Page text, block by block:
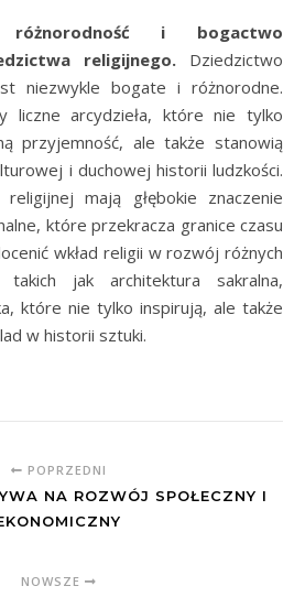
i bogactwo
religijnego. Dziedzictwo
niezwykle bogate i różnorodne.
liczne arcydzieła, które nie tylko
przyjemność, ale także stanowią
i duchowej historii ludzkości.
mają głębokie znaczenie
które przekracza granice czasu
wkład religii w rozwój różnych
takich jak architektura sakralna,
które nie tylko inspirują, ale także
w historii sztuki.
POPRZEDNI
NA ROZWÓJ SPOŁECZNY I
NOWSZE